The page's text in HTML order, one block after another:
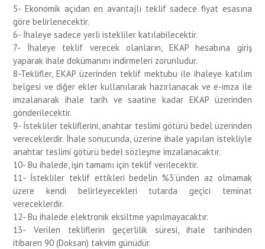
5- Ekonomik açıdan en avantajlı teklif sadece fiyat esasına
göre belirlenecektir.
6- İhaleye sadece yerli istekliler katılabilecektir.
7- İhaleye teklif verecek olanların, EKAP hesabına giriş
yaparak ihale dokümanını indirmeleri zorunludur.
8-Teklifler, EKAP üzerinden teklif mektubu ile ihaleye katılım
belgesi ve diğer ekler kullanılarak hazırlanacak ve e-imza ile
imzalanarak ihale tarih ve saatine kadar EKAP üzerinden
gönderilecektir.
9- İstekliler tekliflerini, anahtar teslimi götürü bedel üzerinden
vereceklerdir. İhale sonucunda, üzerine ihale yapılan istekliyle
anahtar teslimi götürü bedel sözleşme imzalanacaktır.
10- Bu ihalede, işin tamamı için teklif verilecektir.
11- İstekliler teklif ettikleri bedelin %3’ünden az olmamak
üzere kendi belirleyecekleri tutarda geçici teminat
vereceklerdir.
12- Bu ihalede elektronik eksiltme yapılmayacaktır.
13- Verilen tekliflerin geçerlilik süresi, ihale tarihinden
itibaren 90 (Doksan) takvim günüdür.